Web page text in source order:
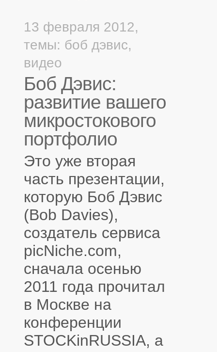
13 февраля 2012,
темы: боб дэвис,
видео
Боб Дэвис:
развитие вашего
микростокового
портфолио
Это уже вторая
часть презентации,
которую Боб Дэвис
(Bob Davies),
создатель сервиса
picNiche.com,
сначала осенью
2011 года прочитал
в Москве на
конференции
STOCKinRUSSIA, а